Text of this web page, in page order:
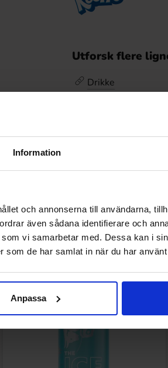
Information
och annonserna till användarna,
även sådana identifierare och
vi samarbetar med. Dessa kan i
som de har samlat in när du har
Anpassa
Utforsk flere
Drikke
Laveste pris de siste